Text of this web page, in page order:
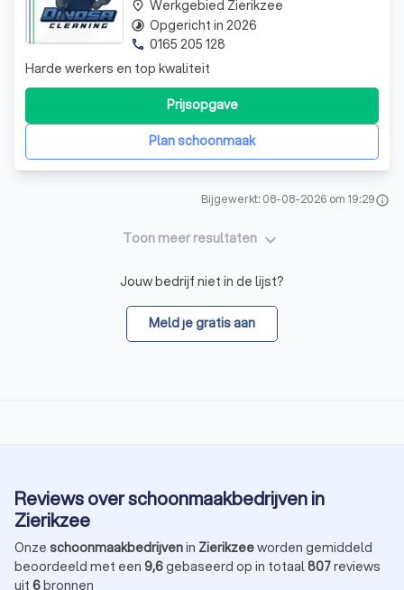
Harde werkers en top kwaliteit
Plan schoonmaak
Prijsopgave
place Werkgebied Zierikzee
timelapse Opgericht in 2026
phone 0165 205 128
Bijgewerkt: 08-08-2026 om 19:29info
Toon meer resultaten keyboard_arrow_down
Jouw bedrijf niet in de lijst?
Meld je gratis aan
Reviews over schoonmaakbedrijven in
Zierikzee
Onze schoonmaakbedrijvenin Zierikzeeworden gemiddeld
beoordeeld met een 9,6gebaseerd op in totaal807reviews
uit 6bronnen